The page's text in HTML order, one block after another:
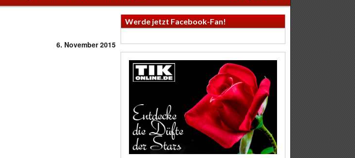
6. November 2015
Werde jetzt Facebook-Fan!